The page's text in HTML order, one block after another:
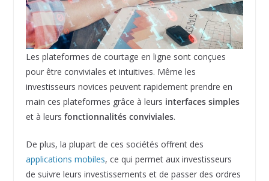
Les plateformes de courtage en ligne sont conçues
pour être conviviales et intuitives. Même les
investisseurs novices peuvent rapidement prendre en
main ces plateformes grâce à leurs interfaces simples
et à leurs fonctionnalités conviviales.
De plus, la plupart de ces sociétés offrent des
applications mobiles, ce qui permet aux investisseurs
de suivre leurs investissements et de passer des ordres